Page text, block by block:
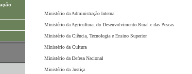
Ministério da Administração Interna
Ministério da Agricultura, do Desenvolvimento Rural e das Pescas
Ministério da Ciência, Tecnologia e Ensino Superior
Ministério da Cultura
Ministério da Defesa Nacional
Ministério da Justiça